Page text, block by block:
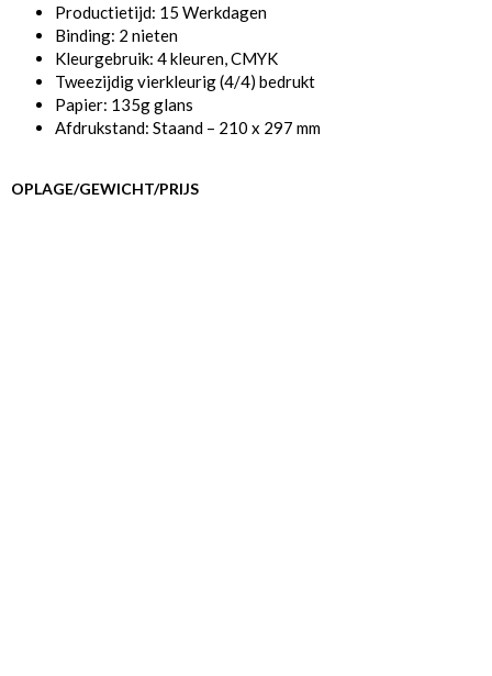
Productietijd: 15 Werkdagen
Binding: 2 nieten
Kleurgebruik: 4 kleuren, CMYK
Tweezijdig vierkleurig (4/4) bedrukt
Papier: 135g glans
Afdrukstand: Staand – 210 x 297 mm
OPLAGE/GEWICHT/PRIJS